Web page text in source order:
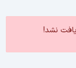
نشد!